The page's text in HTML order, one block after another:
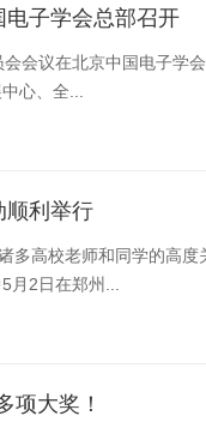
电子学会总部召开
会议在北京中国电子
心、全...
顺利举行
高校老师和同学的高
2日在郑州...
项大奖！